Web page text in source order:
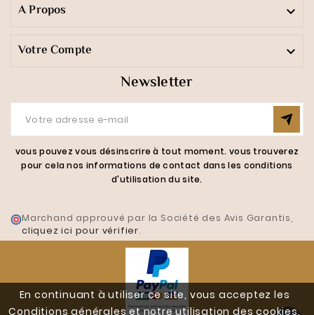
En continuant à utiliser ce site, vous acceptez les
Conditions générales et notre utilisation des cookies.
A Propos 
Votre Compte 
Newsletter
vous pouvez vous désinscrire à tout moment. vous trouverez
pour cela nos informations de contact dans les conditions
d'utilisation du site.
Marchand approuvé par la Société des Avis Garantis,
cliquez ici pour vérifier.